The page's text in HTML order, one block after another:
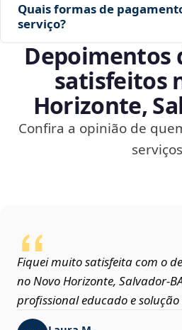
Quais formas de
serviço?
Depoimentos
satisfeitos
Horizonte,
Confira a opinião de
Fiquei muito satisfeita com o
no Novo Horizonte,
profissional educado e